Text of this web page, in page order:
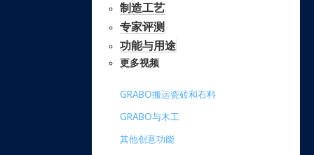
制造工艺
专家评测
功能与用途
更多视频
GRABO搬运瓷砖和石料
GRABO与木工
其他创意功能